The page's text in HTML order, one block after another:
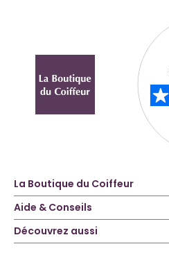
La Boutique du Coiffeur
Aide & Conseils
Découvrez aussi